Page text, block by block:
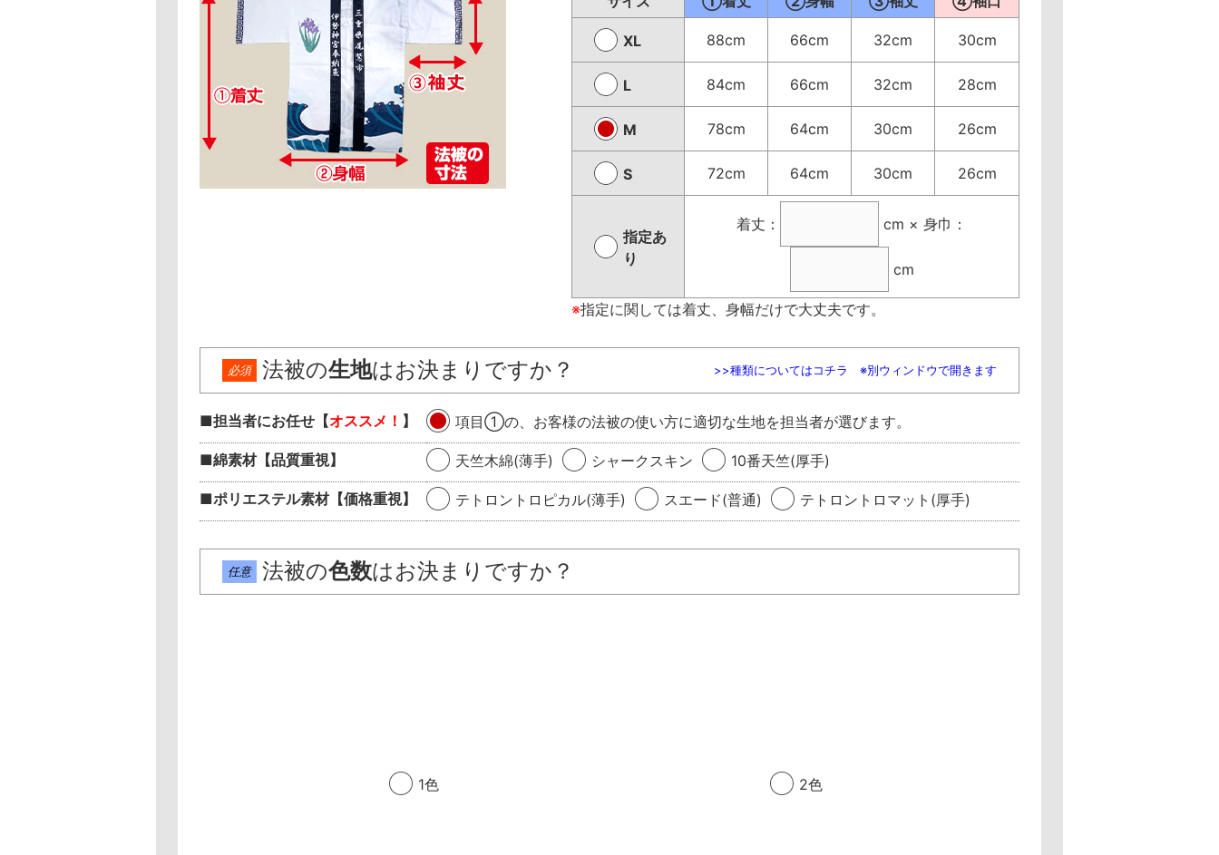
XL 88cm 66cm 32cm 30cm
L 84cm 66cm 32cm 28cm
M 78cm 64cm 30cm 26cm
S 72cm 64cm 30cm 26cm
指定あ
り
着丈： cm × 身巾：
cm
※指定に関しては着丈、身幅だけで大丈夫です。
必須 法被の生地はお決まりですか？ >>種類についてはコチラ ※別ウィンドウで開きます
■担当者にお任せ【オススメ！ 】 項目①の、お客様の法被の使い方に適切な生地を担当者が選びます。
■綿素材【品質重視】 天竺木綿(薄手) シャークスキン 10番天竺(厚手)
■ポリエステル素材【価格重視】 テトロントロピカル(薄手) スエード(普通) テトロントロマット(厚手)
任意 法被の色数はお決まりですか？
1色 2色